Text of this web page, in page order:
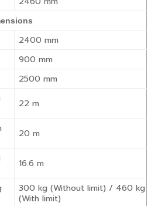
2400 mm
900 mm
2500 mm
22 m
20 m
16.6 m
300 kg (Without limit) / 460 kg
(With limit)